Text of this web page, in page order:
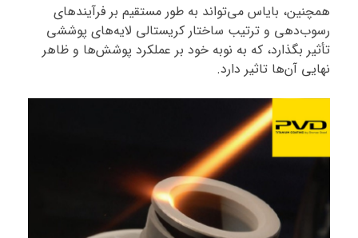
همچنین، بایاس می‌تواند به طور مستقیم بر فرآیندهای
رسوب‌دهی و ترتیب ساختار کریستالی لایه‌های پوششی
تأثیر بگذارد، که به نوبه خود بر عملکرد پوشش‌ها و ظاهر
نهایی آن‌ها تاثیر دارد.